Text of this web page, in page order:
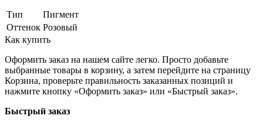
Тип
Пигмент
Оттенок Розовый
Как купить
Оформить заказ на нашем сайте легко. Просто добавьте
выбранные товары в корзину, а затем перейдите на страницу
Корзина, проверьте правильность заказанных позиций и
нажмите кнопку «Оформить заказ» или «Быстрый заказ».
Быстрый заказ